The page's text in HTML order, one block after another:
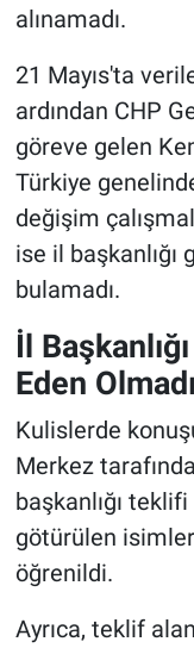
alınamadı.
21 Mayıs'ta
ardından CHP
göreve gelen
Türkiye
değişim
ise il
bulamadı.
İl
Eden Olmadı
Kulislerde
Merkez
başkanlığı
götürülen
öğrenildi.
Ayrıca, teklif